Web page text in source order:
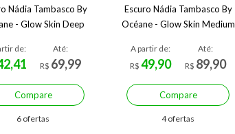
Nádia Tambasco By
- Glow Skin Deep
de:
Até:
R$ 69,99
Compare
6 ofertas
Escuro Nádia Tambasco By
Océane - Glow Skin Medium
A partir de:
R$49,90
Até:
R$ 89,90
Compare
4 ofertas